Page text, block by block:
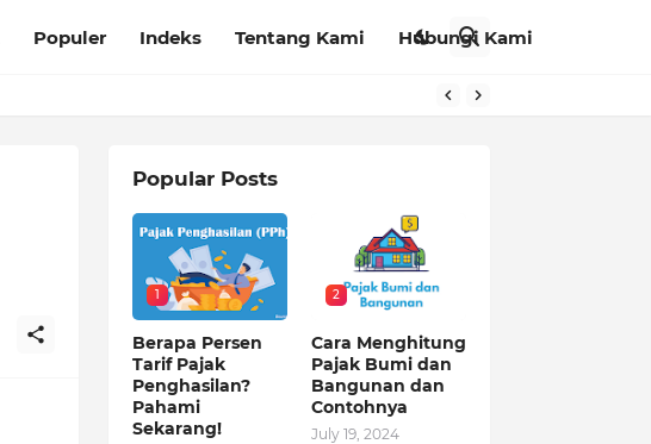
Populer Indeks Tentang Kami Hubungi Kami
Popular Posts
1
Berapa Persen
Tarif Pajak
Penghasilan?
Pahami
Sekarang!
2
Cara Menghitung
Pajak Bumi dan
Bangunan dan
Contohnya
July 19, 2024